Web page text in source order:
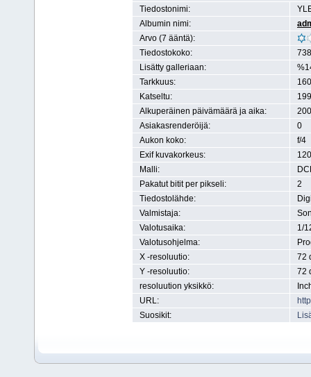
Tiedostonimi:
Albumin nimi:
Arvo (7 ääntä):
Tiedostokoko:
Lisätty galleriaan:
Tarkkuus:
Katseltu:
Alkuperäinen päivämäärä ja aika:
Asiakasrenderöijä:
0
Aukon koko:
f/4
Exif kuvakorkeus:
Malli:
Pakatut bitit per pikseli:
2
Tiedostolähde:
Valmistaja:
Valotusaika:
1/
Valotusohjelma:
X -resoluutio:
72
Y -resoluutio:
72
resoluution yksikkö:
URL:
Suosikit: